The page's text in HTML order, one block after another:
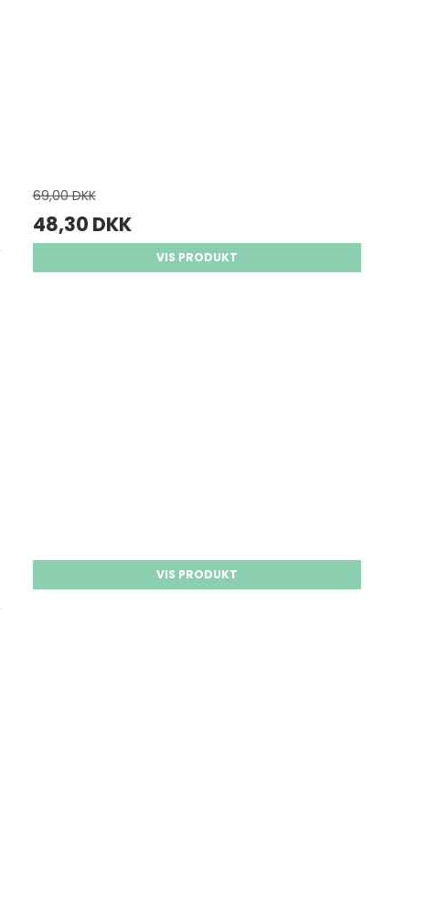
69,00 DKK
48,30 DKK
VIS PRODUKT
VIS PRODUKT